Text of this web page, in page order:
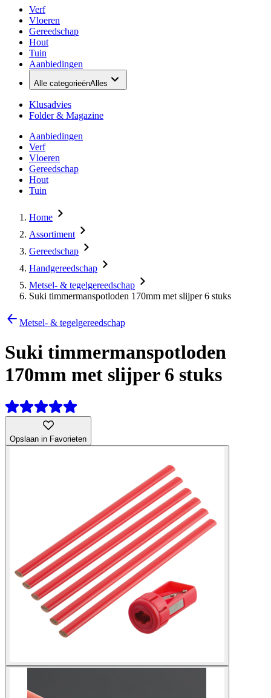
Verf
Vloeren
Gereedschap
Hout
Tuin
Aanbiedingen
Alle categorieënAlles
Klusadvies
Folder & Magazine
Aanbiedingen
Verf
Vloeren
Gereedschap
Hout
Tuin
Home
Assortiment
Gereedschap
Handgereedschap
Metsel- & tegelgereedschap
Suki timmermanspotloden 170mm met slijper 6 stuks
Metsel- & tegelgereedschap
Suki timmermanspotloden
170mm met slijper 6 stuks
Opslaan in Favorieten